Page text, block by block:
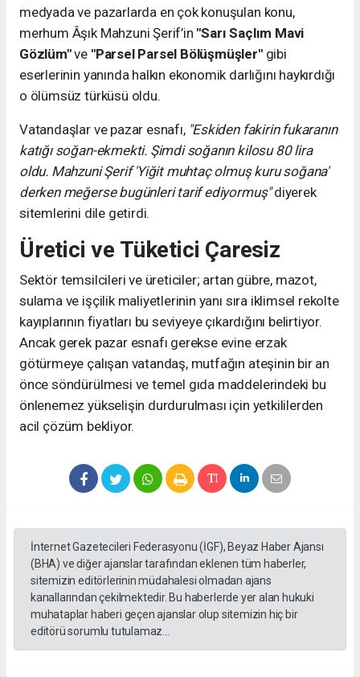
medyada ve pazarlarda en çok konuşulan konu,
merhum Âşık Mahzuni Şerif’in "Sarı Saçlım Mavi
Gözlüm"ve "Parsel Parsel Bölüşmüşler"gibi
eserlerinin yanında halkın ekonomik darlığını haykırdığı
o ölümsüz türküsü oldu.
Vatandaşlar ve pazar esnafı, "Eskiden fakirin fukaranın
katığı soğan-ekmekti. Şimdi soğanın kilosu 80 lira
oldu. Mahzuni Şerif 'Yiğit muhtaç olmuş kuru soğana'
derken meğerse bugünleri tarif ediyormuş"diyerek
sitemlerini dile getirdi.
Üretici ve Tüketici Çaresiz
Sektör temsilcileri ve üreticiler; artan gübre, mazot,
sulama ve işçilik maliyetlerinin yanı sıra iklimsel rekolte
kayıplarının fiyatları bu seviyeye çıkardığını belirtiyor.
Ancak gerek pazar esnafı gerekse evine erzak
götürmeye çalışan vatandaş, mutfağın ateşinin bir an
önce söndürülmesi ve temel gıda maddelerindeki bu
önlenemez yükselişin durdurulması için yetkililerden
acil çözüm bekliyor.
İnternet Gazetecileri Federasyonu (İGF), Beyaz Haber Ajansı
(BHA) ve diğer ajanslar tarafından eklenen tüm haberler,
sitemizin editörlerinin müdahalesi olmadan ajans
kanallarından çekilmektedir. Bu haberlerde yer alan hukuki
muhataplar haberi geçen ajanslar olup sitemizin hiç bir
editörü sorumlu tutulamaz...